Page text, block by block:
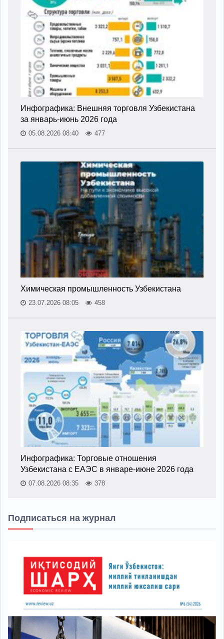
Инфографика: Внешняя торговля Узбекистана
за январь-июнь 2026 года
05.08.2026 08:40 477
Химическая промышленность Узбекистана
23.07.2026 08:05 458
Инфографика: Торговые отношения
Узбекистана с ЕАЭС в январе-июне 2026 года
07.08.2026 08:35 378
Подписаться на журнал